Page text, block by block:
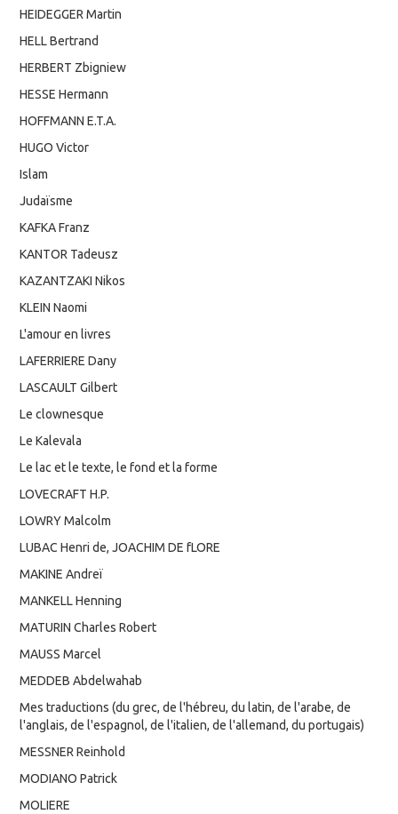
HEIDEGGER Martin
HELL Bertrand
HERBERT Zbigniew
HESSE Hermann
HOFFMANN E.T.A.
HUGO Victor
Islam
Judaïsme
KAFKA Franz
KANTOR Tadeusz
KAZANTZAKI Nikos
KLEIN Naomi
L'amour en livres
LAFERRIERE Dany
LASCAULT Gilbert
Le clownesque
Le Kalevala
Le lac et le texte, le fond et la forme
LOVECRAFT H.P.
LOWRY Malcolm
LUBAC Henri de, JOACHIM DE fLORE
MAKINE Andreï
MANKELL Henning
MATURIN Charles Robert
MAUSS Marcel
MEDDEB Abdelwahab
Mes traductions (du grec, de l'hébreu, du latin, de l'arabe, de
l'anglais, de l'espagnol, de l'italien, de l'allemand, du portugais)
MESSNER Reinhold
MODIANO Patrick
MOLIERE